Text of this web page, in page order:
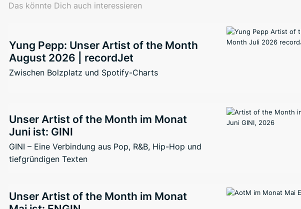
Das könnte Dich auch interessieren
Yung Pepp: Unser Artist of the Month
August 2026 | recordJet
Zwischen Bolzplatz und Spotify-Charts
Unser Artist of the Month im Monat
Juni ist: GINI
GINI – Eine Verbindung aus Pop, R&B, Hip-Hop und
tiefgründigen Texten
Unser Artist of the Month im Monat